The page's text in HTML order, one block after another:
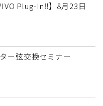
Plug-In‼】8月23日
ー弦交換セミナー